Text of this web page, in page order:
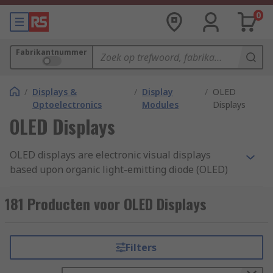
0
Fabrikantnummer
/ Displays &
Optoelectronics
/ Display
Modules
/ OLED
Displays
OLED Displays
OLED displays are electronic visual displays
based upon organic light-emitting diode (OLED)
Display can be used to present images, text and
video a viewer.
What is an OLED?
An OLED is an organic light-emitting diode, that
181 Producten voor OLED Displays
Filters